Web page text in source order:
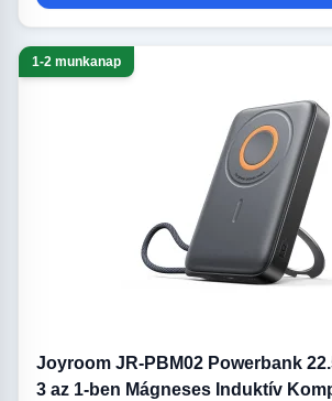
1-2 munkanap
Joyroom JR-PBM02 Powerbank
3 az 1-ben Mágneses Induktív